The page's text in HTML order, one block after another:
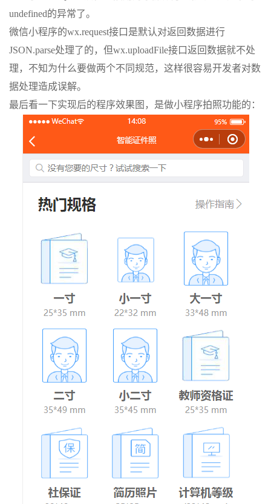
undefined的异常了。
微信小程序的wx.request接口是默认对返回数据进行
JSON.parse处理了的，但wx.uploadFile接口返回数据就不处
理，不知为什么要做两个不同规范，这样很容易开发者对数
据处理造成误解。
最后看一下实现后的程序效果图，是做小程序拍照功能的：